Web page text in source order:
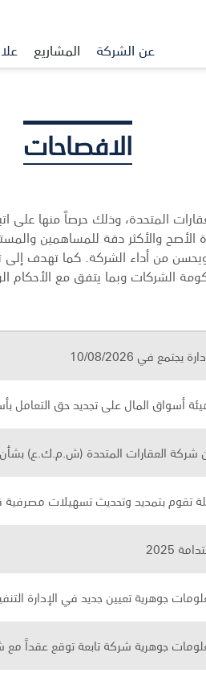
عن الشركة المشاريع
الافصاحات
المتحدة، وذلك حرصاً منها على
والأكثر دقة للمساهمين
من أداء الشركة. كما تهدف
الأحكام الواردة في القانون رقم 7 لسنة 2010
في 10/08/2026
أسواق المال على تجديد حق التعامل
العقارات المتحدة (ش.م.ك.ع) بشأن
تقوم بتمديد وتحديث تسهيلات مصرفية
2025
جوهرية تعيين جديد في الإدارة
جوهرية شركة تابعة توقع عقداً مع